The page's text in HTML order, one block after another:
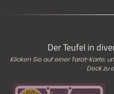
Der Teufel in
Klicken Sie auf einer Tarot-Karte,
Deck zu